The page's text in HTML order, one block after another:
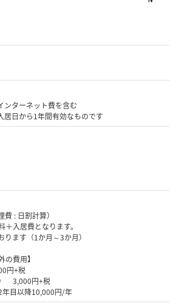
ンターネット費を含む
居日から1年間有効なものです
: 日割計算）
入居費となります。
ます（1か月～3か月）
の費用】
円+税
3,000円+税
目以降10,000円/年